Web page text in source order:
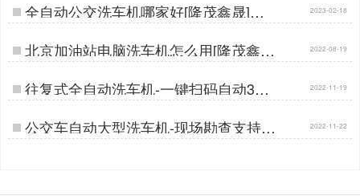
全自动公交洗车机哪家好[隆茂鑫晟]… 2023-02-18
北京加油站电脑洗车机怎么用[隆茂鑫晟]
…
2022-08-19
往复式全自动洗车机-一键扫码自动3分
钟洁净[隆茂鑫晟]…
2022-11-19
公交车自动大型洗车机-现场勘查支持定
做[隆茂鑫晟]…
2022-11-22